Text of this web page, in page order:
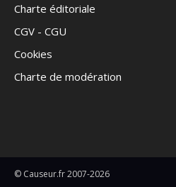
Charte éditoriale
CGV - CGU
Cookies
Charte de modération
© Causeur.fr 2007-2026